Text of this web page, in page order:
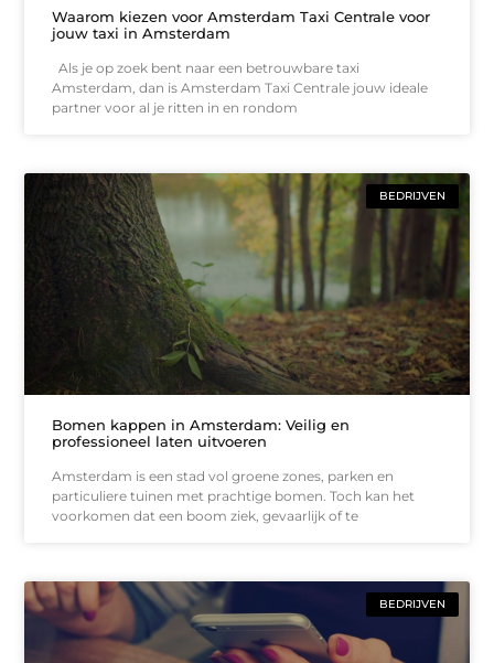
Waarom kiezen voor Amsterdam Taxi Centrale voor
jouw taxi in Amsterdam
Als je op zoek bent naar een betrouwbare taxi
Amsterdam, dan is Amsterdam Taxi Centrale jouw ideale
partner voor al je ritten in en rondom
BEDRIJVEN
Bomen kappen in Amsterdam: Veilig en
professioneel laten uitvoeren
Amsterdam is een stad vol groene zones, parken en
particuliere tuinen met prachtige bomen. Toch kan het
voorkomen dat een boom ziek, gevaarlijk of te
BEDRIJVEN